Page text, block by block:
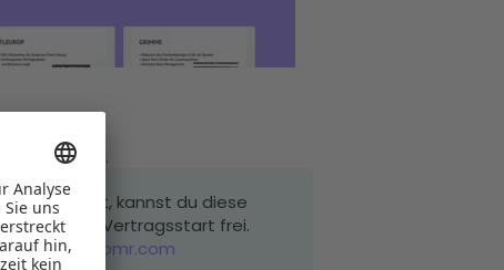
hinterlegen.
hast, kannst du diese
für dich zu Vertragsstart frei.
reviews@omr.com